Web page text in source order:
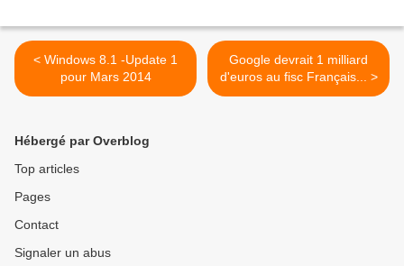
< Windows 8.1 -Update 1
pour Mars 2014
Google devrait 1 milliard
d'euros au fisc Français... >
Hébergé par Overblog
Top articles
Pages
Contact
Signaler un abus